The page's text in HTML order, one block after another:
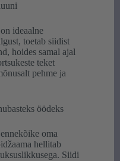
ideaalne
toetab siidist
hoides samal ajal
teket
pehme ja
öödeks
oma
hellitab
Siidi